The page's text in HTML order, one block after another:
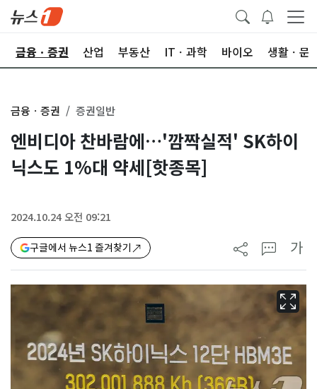
금융ㆍ증권 산업 부동산 ITㆍ과학 바이오 생활ㆍ문
금융ㆍ증권 증권일반
엔비디아 찬바람에…'깜짝실적' SK하이
닉스도 1%대 약세[핫종목]
2024.10.24 오전 09:21
구글에서 뉴스1 즐겨찾기 가